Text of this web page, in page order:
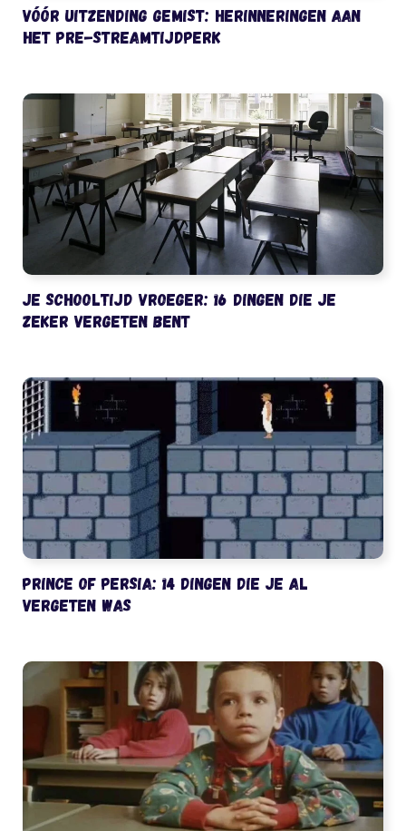
Vóór uitzending gemist: herinneringen aan
het pre-streamtijdperk
Je schooltijd vroeger: 16 dingen die je
zeker vergeten bent
Prince of Persia: 14 dingen die je al
vergeten was